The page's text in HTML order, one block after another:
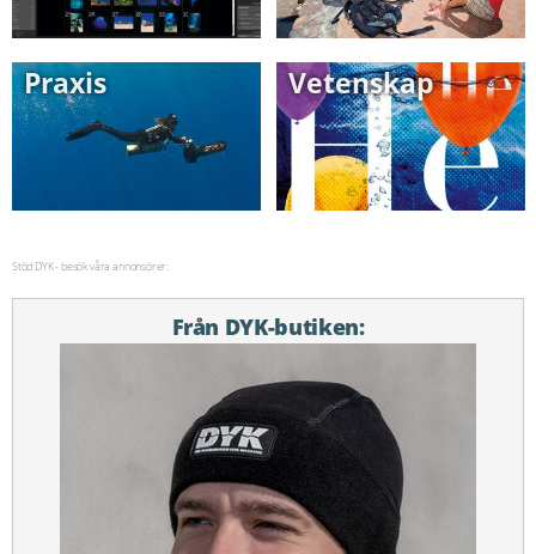
Praxis Vetenskap
Stöd DYK - besök våra annonsörer:
Från DYK-butiken: